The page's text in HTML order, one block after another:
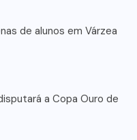
de alunos em Várzea
a Copa Ouro de